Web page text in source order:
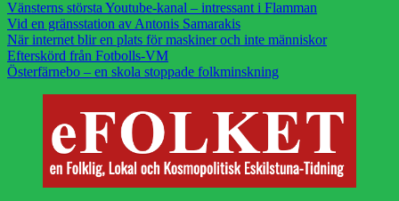
Vänsterns största Youtube-kanal – intressant i Flamman
Vid en gränsstation av Antonis Samarakis
När internet blir en plats för maskiner och inte människor
Efterskörd från Fotbolls-VM
Österfärnebo – en skola stoppade folkminskning